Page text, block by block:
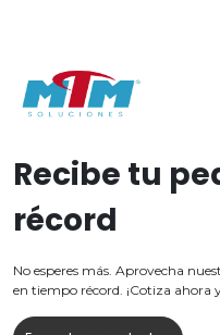
Recibe tu
récord
No esperes más. Aprovecha
en tiempo récord. ¡Cotiza ahora